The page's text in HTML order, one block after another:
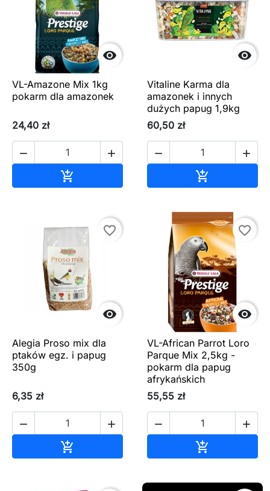

VL-Amazone Mix 1kg
pokarm dla amazonek
24,40 zł
 


Vitaline Karma dla
amazonek i innych
dużych papug 1,9kg
60,50 zł
 


favorite_border
Alegia Proso mix dla
ptaków egz. i papug
350g
6,35 zł
 


favorite_border
VL-African Parrot Loro
Parque Mix 2,5kg -
pokarm dla papug
afrykańskich
55,55 zł
 
